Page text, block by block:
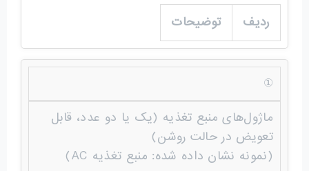
ردیف توضیحات
①
ماژول‌های منبع تغذیه (یک یا دو عدد، قابل
تعویض در حالت روشن)
(نمونه نشان داده شده: منبع تغذیه AC)